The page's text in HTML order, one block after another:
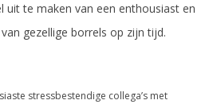
uit te maken van een enthousiast en
gezellige borrels op zijn tijd.
stressbestendige collega’s met